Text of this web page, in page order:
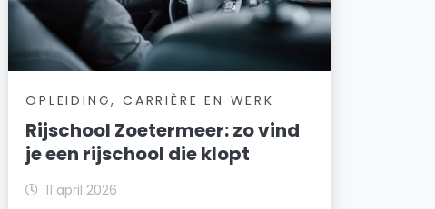
OPLEIDING, CARRIÈRE EN WERK
Rijschool Zoetermeer: zo vind
je een rijschool die klopt
11 april 2026